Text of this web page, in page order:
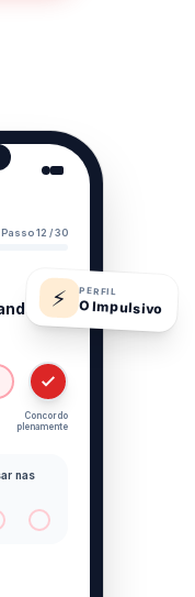
Passo 12 / 30
Concordo
plenamente
nas
⚡ PERFIL
O Impulsivo